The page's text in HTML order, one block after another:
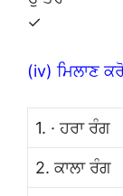
✓
(iv) ਮਿਲਾਣ
1. · ਹਰਾ ਰੰਗ
2. ਕਾਲਾ ਰੰਗ